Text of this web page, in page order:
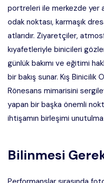
portreleri ile merkezde yer
odak noktası, karmaşık
atlarıdır. Ziyaretçiler,
kıyafetleriyle binicileri
günlük bakımı ve eğitimi
bir bakış sunar. Kış Binicilik
Rönesans mimarisini
yapan bir başka önemli
ihtişamın birleşimi
Bilinmesi